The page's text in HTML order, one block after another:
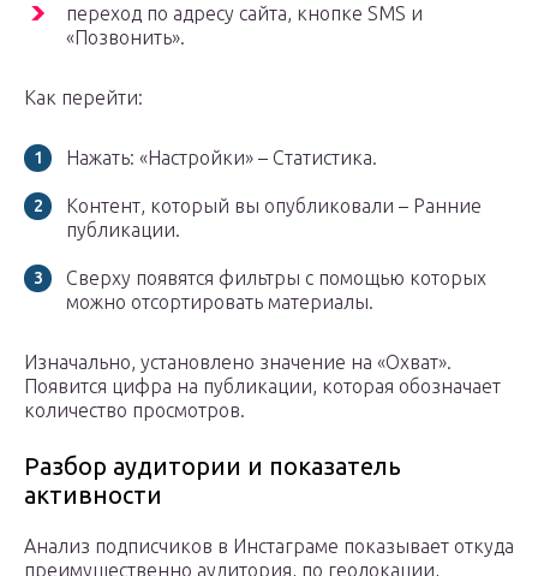
переход по адресу сайта, кнопке SMS и
«Позвонить».
Как перейти:
Нажать: «Настройки» – Статистика.
Контент, который вы опубликовали – Ранние
публикации.
Сверху появятся фильтры с помощью которых
можно отсортировать материалы.
Изначально, установлено значение на «Охват».
Появится цифра на публикации, которая обозначает
количество просмотров.
Разбор аудитории и показатель
активности
Анализ подписчиков в Инстаграме показывает откуда
преимущественно аудитория, по геолокации,